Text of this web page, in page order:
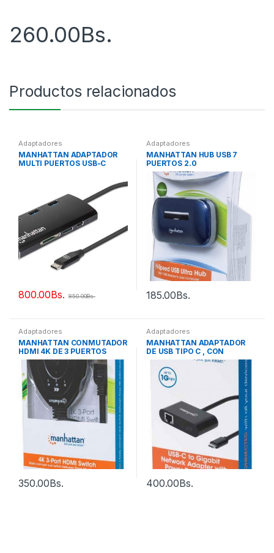
260.00Bs.
Productos relacionados
Adaptadores
MANHATTAN ADAPTADOR
MULTI PUERTOS USB-C
800.00Bs. 850.00Bs.
Adaptadores
MANHATTAN HUB USB 7
PUERTOS 2.0
185.00Bs.
Adaptadores
MANHATTAN CONMUTADOR
HDMI 4K DE 3 PUERTOS
350.00Bs.
Adaptadores
MANHATTAN ADAPTADOR
DE USB TIPO C , CON
ENERGIA
400.00Bs.